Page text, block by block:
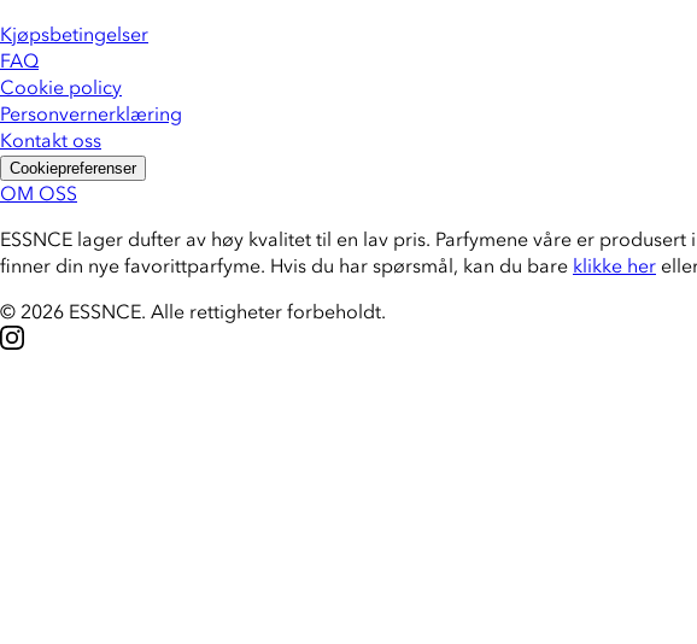
Kjøpsbetingelser
FAQ
Cookie policy
Personvernerklæring
Kontakt oss
Cookiepreferenser
OM OSS
ESSNCE lager dufter av høy kvalitet til en lav pris. Parfymene våre er
finner din nye favorittparfyme. Hvis du har spørsmål, kan du bare klikke her
© 2026 ESSNCE. Alle rettigheter forbeholdt.